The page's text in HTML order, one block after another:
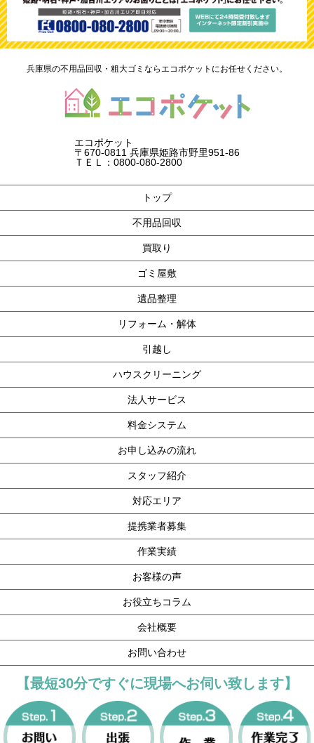
兵庫県の不用品回収・粗大ゴミならエコポケットにお任せください。
エコポケット
〒670-0811 兵庫県姫路市野里951-86
ＴＥＬ：0800-080-2800
トップ
不用品回収
買取り
ゴミ屋敷
遺品整理
リフォーム・解体
引越し
ハウスクリーニング
法人サービス
料金システム
お申し込みの流れ
スタッフ紹介
対応エリア
提携業者募集
作業実績
お客様の声
お役立ちコラム
会社概要
お問い合わせ
【最短30分ですぐに現場へお伺い致します】